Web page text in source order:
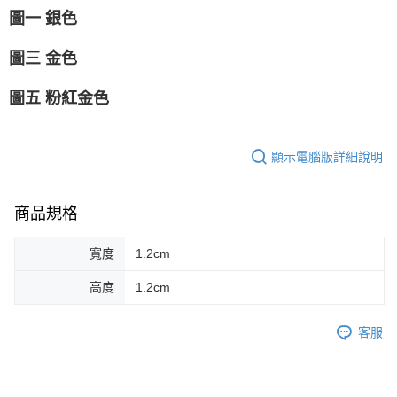
圖一 銀色
圖三 金色
圖五 粉紅金色
顯示電腦版詳細說明
商品規格
寬度 1.2cm
高度 1.2cm
客服